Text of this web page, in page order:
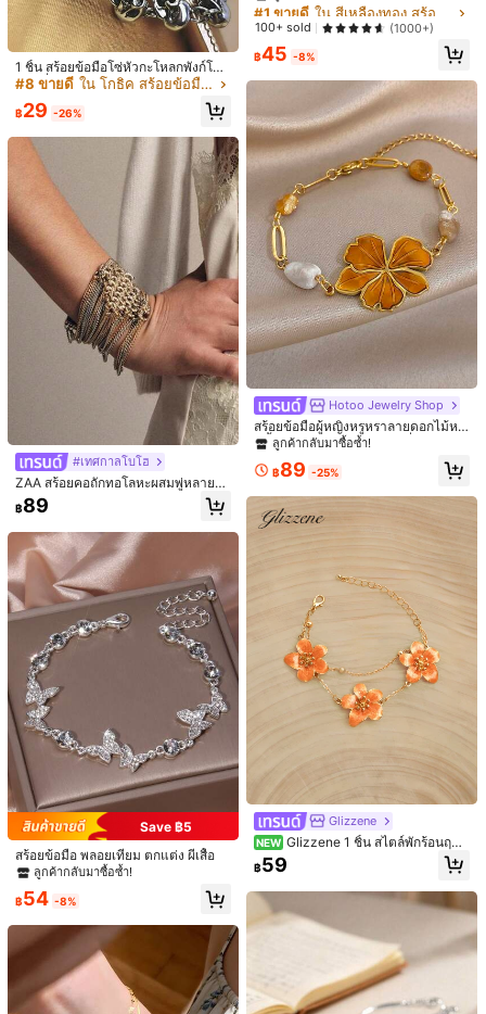
Free Shipping
ประมาณวันจัดส่ง:4-7 วันทำการ
สินค้าในหมวดหมู่นี้ไม่สามารถส่งคืนหรือแลกเปลี่ยนได้
รายละเอียดสินค้า
วัสดุ: สแตนเลส
ดูเพิ่มเติม
Tacona
4.70 255 ผู้ติดตาม
4.70 255 ผู้ติดตาม
4.70 255 ผู้ติดตาม
4.70
255 ผู้ติดตาม
g***aตาม
1 วันที่ผ่านมา
k***iกำลังเรียกดู
4.70
255 ผู้ติดตาม
4.70 255 ผู้ติดตาม
4.70 255 ผู้ติดตาม
255 ผู้ติดตาม
4.70
4.70 255 ผู้ติดตาม
255 ผู้ติดตาม
กำลังติดตาม
36K ชิ้นที่ขายไปเมื่อเร็วๆ นี้ 753 ซื้อซ้ำ
คุณภาพดี (100+) เหมือนในรูป (72) สวย (66) เก๋มาก (61)
แนะนำ เครื่องตกแต่งเครื่องแต่งกาย กระเป๋าและกระเป๋าเดินทาง บ้าน &
1 ชิ้น สร้อยข้อมือสไตล์ตะวันตกแบบย้อ
นยุค ฮูปสีฟ้าอินเลย์ จี้โบฮีเมียนแฟชั่นข
องขวัญเครื่องประดับสำหรับผู้หญิง
เหลือแค่7ชิ้น
฿27 -7%
ชุดสร้อยข้อมือลูกปัดสีสันสดใสสีน้ำเงินส
ไตล์โบโฮ 9 ชิ้น สำหรับผู้หญิง เหมาะสำ
หรับใส่ไปเที่ยว ชายหาด และใส่ประจำ
วัน
#1 ขายดี ใน คริสตัลเทียม สร้อยข้อมือผู้หญิง
ลูกค้ากลับมาซื้อซ้ำ!
#1 ขายดี ใน คริสตัลเทียม สร้อยข้อมือผู้หญิง
ลูกค้ากลับมาซื้อซ้ำ!
#1 ขายดี ใน คริสตัลเทียม สร้อยข้อมือผู้หญิง
ลูกค้ากลับมาซื้อซ้ำ!
100+ sold
฿69
1 ชิ้น สร้อยข้อมือโซ่หัวกะโหลกพังก์โกธิ
ค, เครื่องประดับฮาโลวีนสำหรับผู้หญิง
#8 ขายดี ใน โกธิค สร้อยข้อมือผู้หญิง
฿29 -26%
#เทศกาลโบโฮ
ZAA สร้อยคอถักทอโลหะผสมพู่หลายชั้
น, ต่างหูโบฮีเมียนสไตล์ยุคกลางโบฮีเมี
ยน, เครื่องประดับสตรี, สร้อยข้อมือที่เรีย
฿89
Save ฿5
สร้อยข้อมือ พลอยเทียม ตกแต่ง ผีเสื้อ
ลูกค้ากลับมาซื้อซ้ำ!
฿54 -8%
กเซอร์โคเนีย วงรี
#1 ขายดี
ลูกค้ากลับมาซื้อซ้ำ!
#1 ขายดี
ลูกค้ากลับมาซื้อซ้ำ!
#1 ขายดี ใน สีเหลืองทอง สร้อยข้อมือโซ่ผู้หญิง
ลูกค้ากลับมาซื้อซ้ำ!
100+ sold (1000+)
฿45 -8%
Hotoo Jewelry Shop
สร้อยข้อมือผู้หญิงหรูหราลายดอกไม้หย
ดน้ำมัน โซ่ทองสแตนเลส เครื่องประดับ
าเลนไทน์
ลูกค้ากลับมาซื้อซ้ำ!
฿89 -25%
Glizzene
NEW Glizzene 1 ชิ้น สไตล์พักร้อนฤดูร้
อน ดีไซน์ดอกไม้ไล่เฉดสีส้มหรูหรา สอง
ชั้น ดอกไม้ห้ากลีบ สำหรับผู้หญิง ของข
฿59